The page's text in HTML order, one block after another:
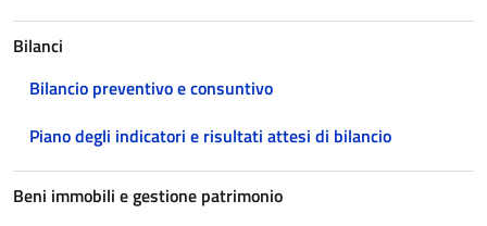
Bilanci
Bilancio preventivo e consuntivo
Piano degli indicatori e risultati attesi di bilancio
Beni immobili e gestione patrimonio